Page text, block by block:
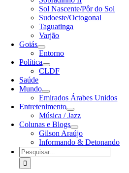
Sol Nascente/Pôr do Sol
Sudoeste/Octogonal
Taguatinga
Varjão
Goiás
Entorno
Política
CLDF
Saúde
Mundo
Emirados Árabes Unidos
Entretenimento
Música / Jazz
Colunas e Blogs
Gilson Araújo
Informando & Detonando
Buscar
resultados
para: